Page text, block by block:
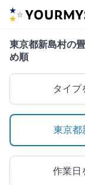
東京都新島村の
め順
タイプ
東京都
作業日